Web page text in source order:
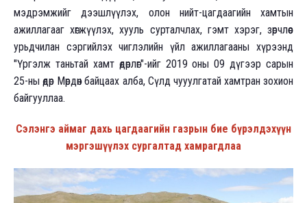
мэдрэмжийг дээшлүүлэх, олон нийт-цагдаагийн хамтын
ажиллагааг хөгжүүлэх, хууль сурталчлах, гэмт хэрэг, зөрчлөөс
урьдчилан сэргийлэх чиглэлийн үйл ажиллагааны хүрээнд
"Үргэлж таньтай хамт өдөрлөг"-ийг 2019 оны 09 дүгээр сарын
25-ны өдөр Мөрдөн байцаах алба, Сүлд чууулгатай хамтран зохион
байгууллаа.
Сэлэнгэ аймаг дахь цагдаагийн газрын бие бүрэлдэхүүн
мэргэшүүлэх сургалтад хамрагдлаа